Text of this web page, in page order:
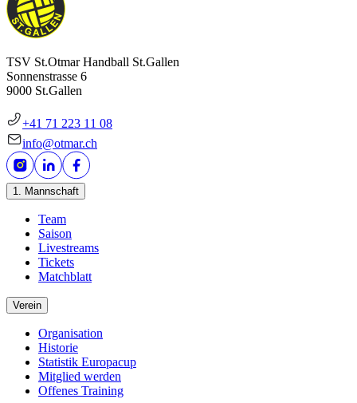
TSV St.Otmar Handball St.Gallen
Sonnenstrasse 6
9000 St.Gallen
+41 71 223 11 08
info@otmar.ch
1. Mannschaft
Team
Saison
Livestreams
Tickets
Matchblatt
Verein
Organisation
Historie
Statistik Europacup
Mitglied werden
Offenes Training